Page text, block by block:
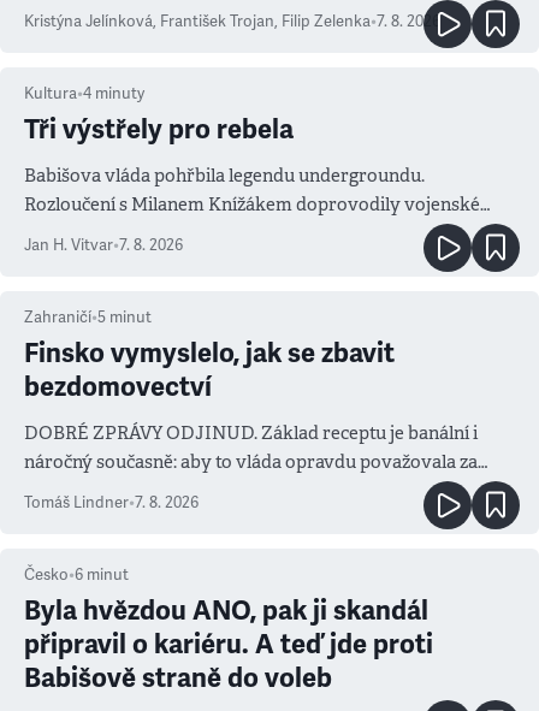
Kristýna Jelínková, František Trojan, Filip Zelenka•7. 8. 2026
Kultura•4 minuty
Tři výstřely pro rebela
Babišova vláda pohřbila legendu undergroundu.
Rozloučení s Milanem Knížákem doprovodily vojenské
salvy i kritika pokrokářů
Jan H. Vitvar•7. 8. 2026
Zahraničí•5 minut
Finsko vymyslelo, jak se zbavit
bezdomovectví
DOBRÉ ZPRÁVY ODJINUD. Základ receptu je banální i
náročný současně: aby to vláda opravdu považovala za
prioritu
Tomáš Lindner•7. 8. 2026
Česko•6 minut
Byla hvězdou ANO, pak ji skandál
připravil o kariéru. A teď jde proti
Babišově straně do voleb